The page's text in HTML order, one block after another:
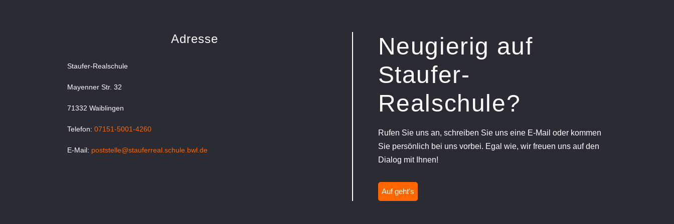
Adresse
Staufer-Realschule
Mayenner Str. 32
71332 Waiblingen
Telefon:07151-5001-4260
E-Mail: poststelle@stauferreal.schule.bwl.de
Neugierig auf
Staufer-
Realschule?
Rufen Sie uns an, schreiben Sie uns eine E-Mail oder kommen
Sie persönlich bei uns vorbei. Egal wie, wir freuen uns auf den
Dialog mit Ihnen!
Auf geht's